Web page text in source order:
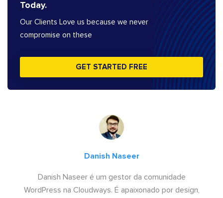
Today.
Our Clients Love us because we never
compromise on these
GET STARTED FREE
Danish Naseer
Danish Naseer é um gestor da comunidade
WordPress na Cloudways. É apaixonado por design,